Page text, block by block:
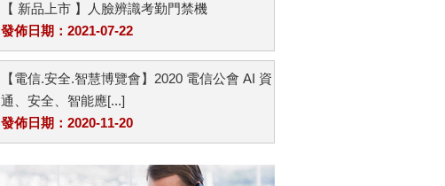
【 新品上市 】人臉辨識考勤門禁機
發佈日期：2021-07-22
【電信.安全.智慧博覽會】2020 電信公會 AI 資
通、安全、智能應[...]
發佈日期：2020-11-20